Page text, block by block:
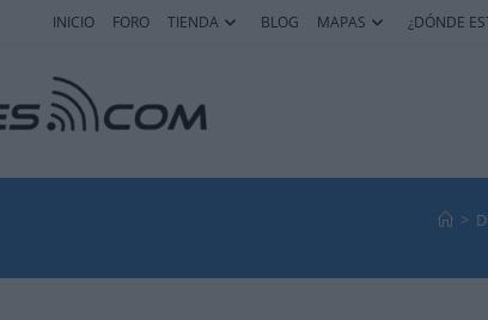
INICIO FORO TIENDA BLOG MAPAS ¿DÓNDE
>